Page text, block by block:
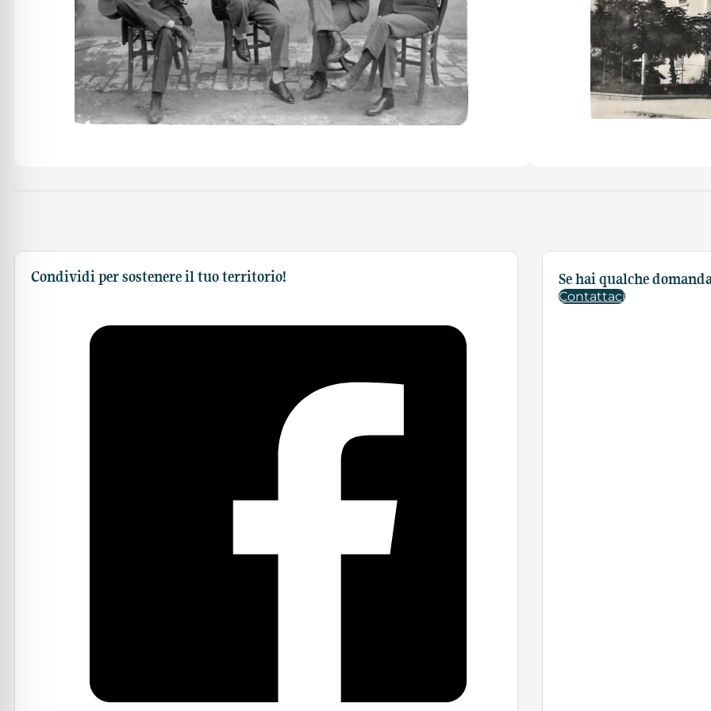
Condividi per sostenere il tuo territorio! Se hai qualche domanda
Contattaci